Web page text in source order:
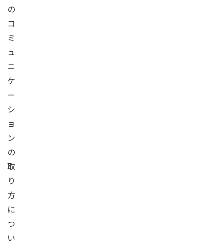
の
コ
ミ
ュ
ニ
ケ
ー
シ
ョ
ン
の
取
り
方
に
つ
い